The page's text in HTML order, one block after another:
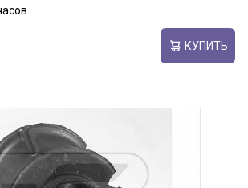
КУПИТЬ